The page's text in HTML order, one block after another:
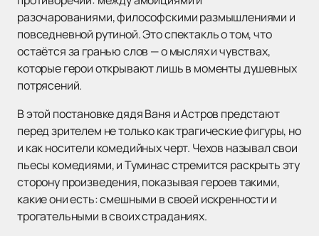
разочарованиями, философскими размышлениями и
повседневной рутиной. Это спектакль о том, что
остаётся за гранью слов — о мыслях и чувствах,
которые герои открывают лишь в моменты душевных
потрясений.
В этой постановке дядя Ваня и Астров предстают
перед зрителем не только как трагические фигуры, но
и как носители комедийных черт. Чехов называл свои
пьесы комедиями, и Туминас стремится раскрыть эту
сторону произведения, показывая героев такими,
какие они есть: смешными в своей искренности и
трогательными в своих страданиях.